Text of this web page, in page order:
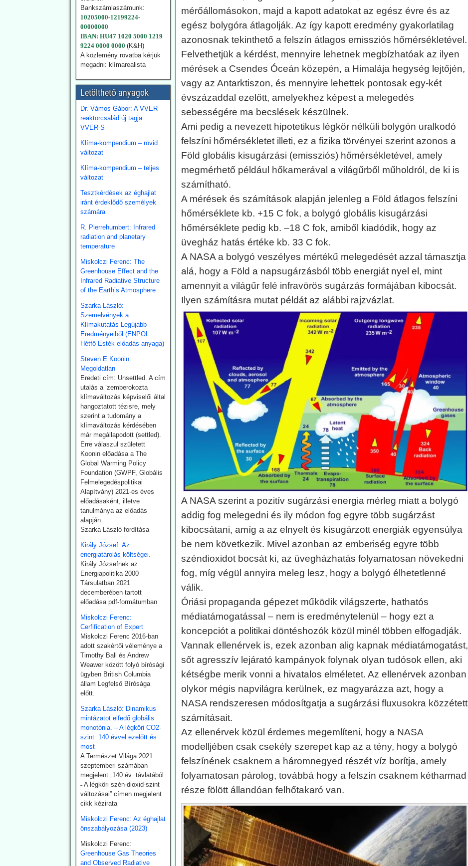
mérőállomásokon, majd a kapott adatokat az egész évre és az
egész bolygóra átlagolják. Az így kapott eredmény gyakorlatilag
azonosnak tekinthető a felszín átlagos emissziós hőmérsékletével.
Felvethetjük a kérdést, mennyire lehetnek megbízhatóak az ilyen
mérések a Csendes Óceán közepén, a Himalája hegység lejtőjén,
vagy az Antarktiszon, és mennyire lehettek pontosak egy-két
évszázaddal ezelőtt, amelyekhez képest a melegedés
sebességére ma becslések készülnek.
Ami pedig a nevezett hipotetikus légkör nélküli bolygón uralkodó
felszíni hőmérsékletet illeti, ez a fizika törvényei szerint azonos a
Föld globális kisugárzási (emissziós) hőmérsékletével, amely
megmérhető például hőkamerával a világűrből műholdról, de ki is
számítható.
A mérések és számítások alapján jelenleg a Föld átlagos felszíni
hőmérséklete kb. +15 C fok, a bolygó globális kisugárzási
hőmérséklete pedig kb. –18 C fok, amiből kiadódik, hogy az
üvegház hatás értéke kb. 33 C fok.
A NASA a bolygó veszélyes mértékű melegedését azzal támasztja
alá, hogy a Föld a napsugárzásból több energiát nyel el, mint
amennyit a világűr felé infravörös sugárzás formájában kibocsát.
Ilyen számításra mutat példát az alábbi rajzvázlat.
A NASA szerint a pozitív sugárzási energia mérleg miatt a bolygó
addig fog melegedni és ily módon fog egyre több sugárzást
kibocsátani, amíg a az elnyelt és kisugárzott energiák egyensúlya
be nem következik. Mivel azonban az emberiség egyre több
széndioxidot bocsát ki, az üvegházhatás folyamatosan növekedni
fog, míg végül annyira meleg lesz, hogy a bolygó élhetetlenné
válik.
Óriási propaganda gépezet működik világszerte, hathatós
médiatámogatással – nem is eredménytelenül – hogy ezt a
koncepciót a politikai döntéshozók közül minél többen elfogadják.
Vannak ellenérvek is, ezek azonban alig kapnak médiatámogatást,
sőt agresszív lejárató kampányok folynak olyan tudósok ellen, aki
kétségbe merik vonni a hivatalos elméletet. Az ellenérvek azonban
olykor mégis napvilágra kerülnek, ez magyarázza azt, hogy a
NASA rendszeresen módosítgatja a sugárzási fluxusokra közzétett
számításait.
Az ellenérvek közül érdemes megemlíteni, hogy a NASA
modelljében csak csekély szerepet kap az a tény, hogy a bolygó
felszínének csaknem a háromnegyed részét víz borítja, amely
folyamatosan párolog, továbbá hogy a felszín csaknem kétharmad
része fölött állandóan felhőtakaró van.
egyeteme állásából
- feltehetően a
klímapánikkeltést
cáfoló eredményei
miatt.
(DTU) fölmondott
Svensmarknak.
Svensmark neve
összeforrott a kozmikus
sugárzás és
felhőképződés
kutatásával. Eredményei
nem támogatták minden
direktívákat.
Az USA és
Németország
fokozza a
geotermiában rejlő
lehetőségek
kiaknázását
Az USA képviselőháza
törvény fogadott el a
geotermikus energia
kiaknázásának
felgyorsítására.
Németországban 2024-ben
összesen 29 TWh energiát
nyertek a föld mélyéből.
Németország is hatósági
úton kívánja a kiaknázást
felgyorsítani.
2026.07.22.
Climatechangedisp
atch: Japán
visszakozik
klímavédelmi
vállalásaitól
Japán – szomszédjához,
Dél-Koreához hasonlóan –
újra üzembe helyezi
azokat a szénerőműveket,
amelyeket nemrég még
egy szennyezőbb korszak
maradványainak
bélyegeztek. Az
„rendkívüli ellátási
bizonytalansággal”
indokolták annak a
tüzelőanyagnak a
használatát, amelynek
felszámolását korábban
megígérték.
nemzetközi klímalobbinak,
Japán 2050-ig vállalta a
teljes
klímasemlegességet. De
ahogy a realitás
bekopogtatott, azonnal
ejtették a magas ívű
terveket.
A japán Gazdasági,
Kereskedelmi és Ipari
Minisztérium (METI)
képviselői kijelentették,
hogy a széntermelés
bővítése azonnali
megoldást jelent a földgáz-
megtakarításra. Mivel
Japán a Hormuz szoroson
keresztül kapta olaj és
földgázszállítmányait, a
történelemben először
USA-ból kőolajat. Emellett
megnöveli saját
kitermelését, és kacsingat
az orosz beszállításokra
is.
Bankszámlaszámunk:
10205000-12199224-
00000000
IBAN: HU47 1020 5000 1219
9224 0000 0000 (K&H)
A közlemény rovatba kérjük
megadni: klímarealista
Letölthető anyagok
Dr. Vámos Gábor: A VVER
reaktorcsalád új tagja:
VVER-S
Klíma-kompendium – rövid
változat
Klíma-kompendium – teljes
változat
Tesztkérdések az éghajlat
iránt érdeklődő személyek
számára
R. Pierrehumbert: Infrared
radiation and planetary
temperature
Miskolczi Ferenc: The
Greenhouse Effect and the
Infrared Radiative Structure
of the Earth’s Atmosphere
Szarka László:
Szemelvények a
Klímakutatás Legújabb
Eredményeiből (ENPOL
Hétfő Esték előadás anyaga)
Steven E Koonin:
Megoldatlan
Eredeti cím: Unsettled. A cím
utalás a ‘zemberokozta
klímaváltozás képviselői által
hangoztatott tézisre, mely
szerint a tudomány a
klímaváltozás kérdésében
már megállapodott (settled).
Erre válaszul született
Koonin előadása a The
Global Warming Policy
Foundation (GWPF, Globális
Felmelegedéspolitikai
Alapítvány) 2021-es éves
előadásaként, illetve
tanulmánya az előadás
alapján.
Szarka László fordítása
Király József: Az
energiatárolás költségei.
Király Józsefnek az
Energiapolitika 2000
Társulatban 2021
decemberében tartott
előadása pdf-formátumban
Miskolczi Ferenc:
Cerfification of Expert
Miskolczi Ferenc 2016-ban
adott szakértői véleménye a
Timothy Ball és Andrew
Weawer között folyó bírósági
ügyben British Columbia
állam Legfelső Bírósága
előtt.
Szarka László: Dinamikus
mintázatot elfedő globális
monotónia. – A légköri CO2-
szint: 140 évvel ezelőtt és
most
A Természet Világa 2021.
szeptemberi számában
megjelent „140 év távlatából
˗ A légköri szén-dioxid-szint
változásai” címen megjelent
cikk kézirata
Miskolczi Ferenc: Az éghajlat
önszabályozása (2023)
Miskolczi Ferenc:
Greenhouse Gas Theories
and Observed Radiative